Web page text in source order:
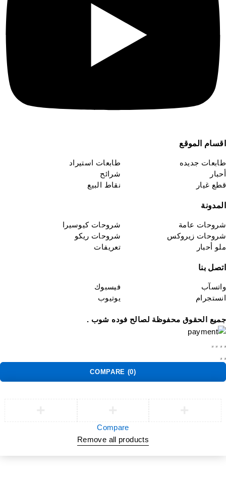
الموقع
جديده
طابعات استيراد
شرائح
غيار
نقاط البيع
عامة
شروحات كيوسيرا
زيروكس
شروحات ريكو
أحبار
تعريفات
بنا
فيسبوك
يوتيوب
الحقوق محفوظة لصالح فوده شوب .
COMPARE (0)
Compare
Remove all products